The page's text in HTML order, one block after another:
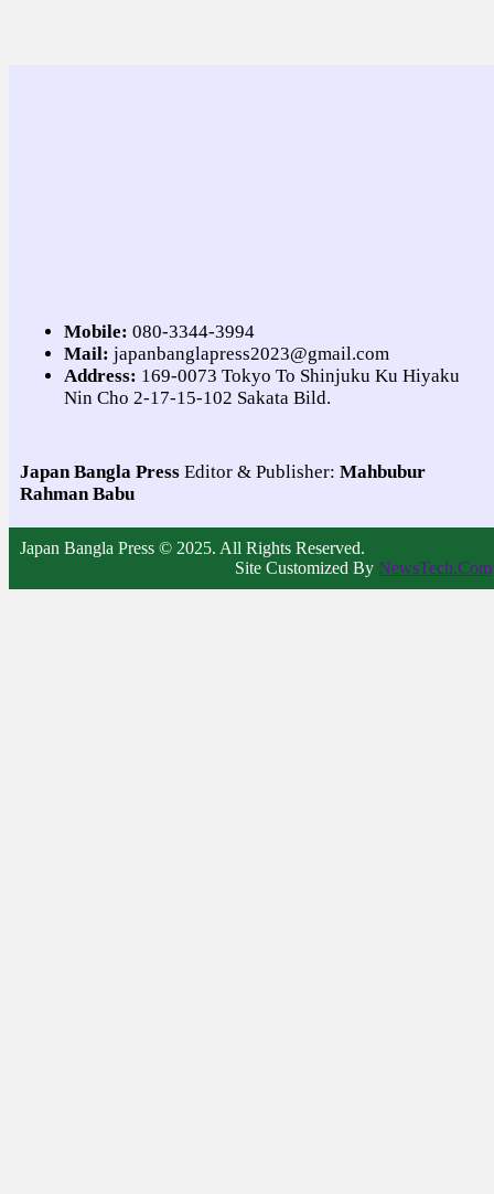
Mobile: 080-3344-3994
Mail: japanbanglapress2023@gmail.com
Address: 169-0073 Tokyo To Shinjuku Ku Hiyaku
Nin Cho 2-17-15-102 Sakata Bild.
Japan Bangla Press Editor & Publisher: Mahbubur
Rahman Babu
Japan Bangla Press © 2025. All Rights Reserved.
Site Customized By NewsTech.Com